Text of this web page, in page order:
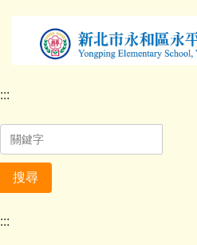
內
區
:::
搜尋
:::